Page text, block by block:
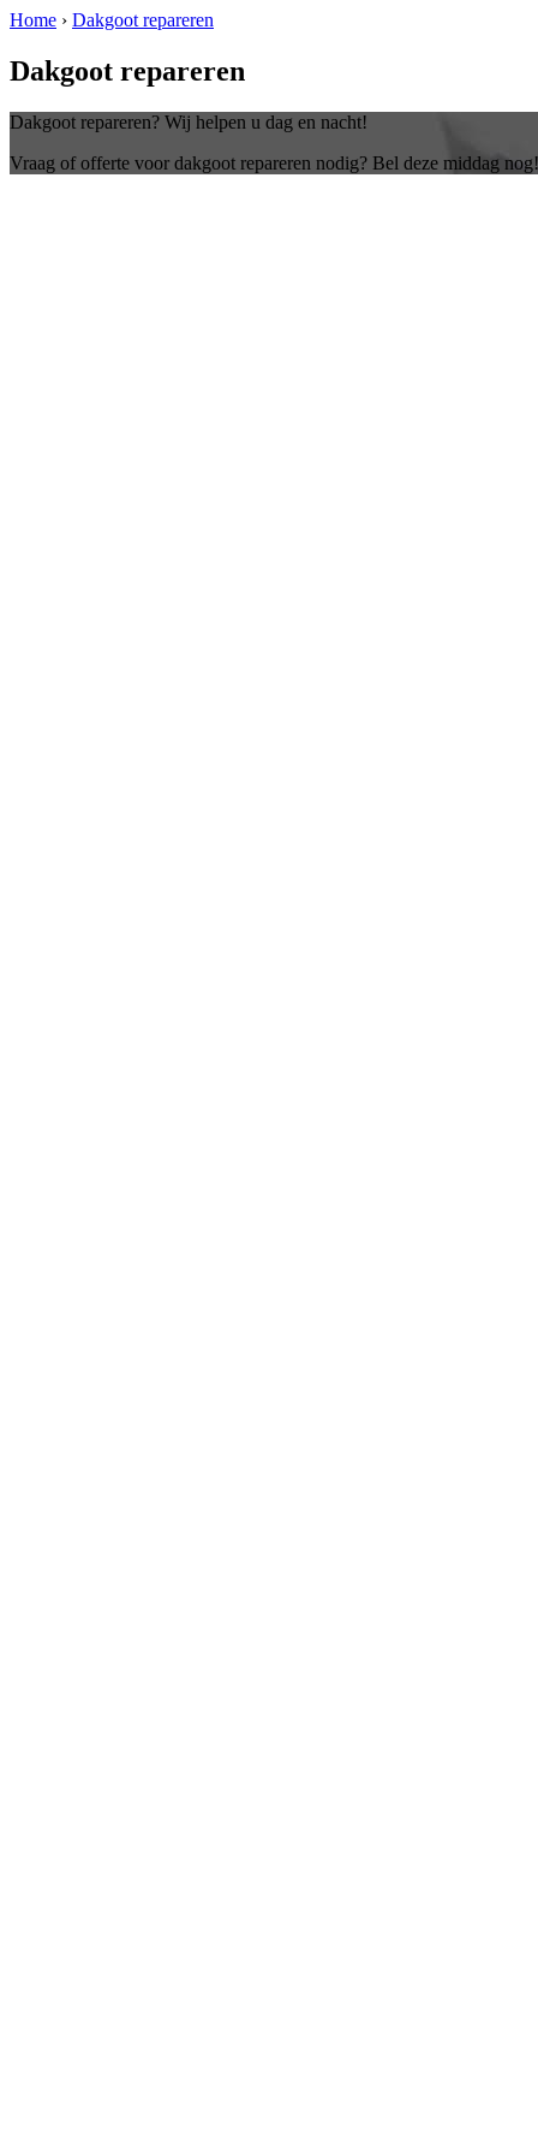
Home › Dakgoot repareren
Dakgoot repareren
Dakgoot repareren? Wij helpen u dag en nacht!
Vraag of offerte voor dakgoot repareren nodig? Bel deze middag nog!